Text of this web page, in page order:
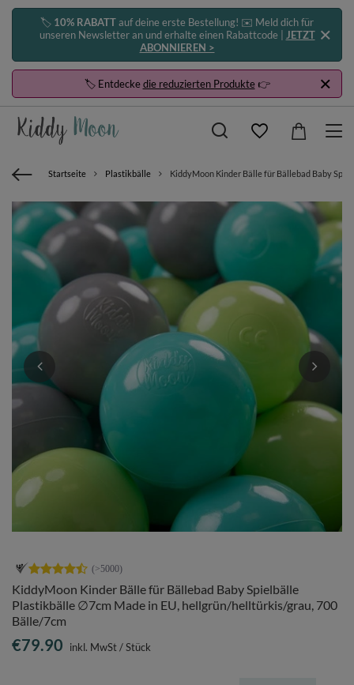
🏷️ 10% RABATTauf deine erste Bestellung! ✉️ Meld dich für
unseren Newsletter an und erhalte einen Rabattcode | JETZT
ABONNIEREN >
🏷️ Entdeckedie reduzierten Produkte👉
Startseite Plastikbälle KiddyMoon Kinder Bälle für Bällebad Baby
KiddyMoon Kinder Bälle für Bällebad Baby Spielbälle
Plastikbälle ∅7cm Made in EU, hellgrün/helltürkis/grau, 700
Bälle/7cm
€79.90 inkl. MwSt/Stück